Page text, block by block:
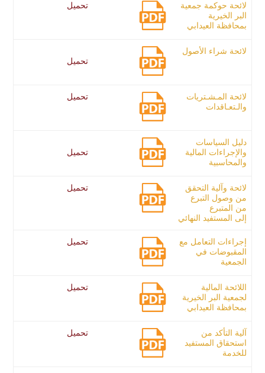
لائحة حوكمة جمعية
البر الخيرية
بمحافظة العيدابي
تحميل
لائحة شراء الأصول
تحميل
لائحة المـشـتريات
والـتعـاقدات
تحميل
دليل السياسات
والإجراءات المالية
والمحاسبية
تحميل
لائحة وآلية التحقق
من وصول التبرع
من المتبرع
إلى المستفيد النهائي
تحميل
إجراءات التعامل مع
المقبوضات في
الجمعية
تحميل
اللائحة المالية
لجمعية البر الخيرية
بمحافظة العيدابي
تحميل
آلية التأكد من
استحقاق المستفيد
للخدمة
تحميل